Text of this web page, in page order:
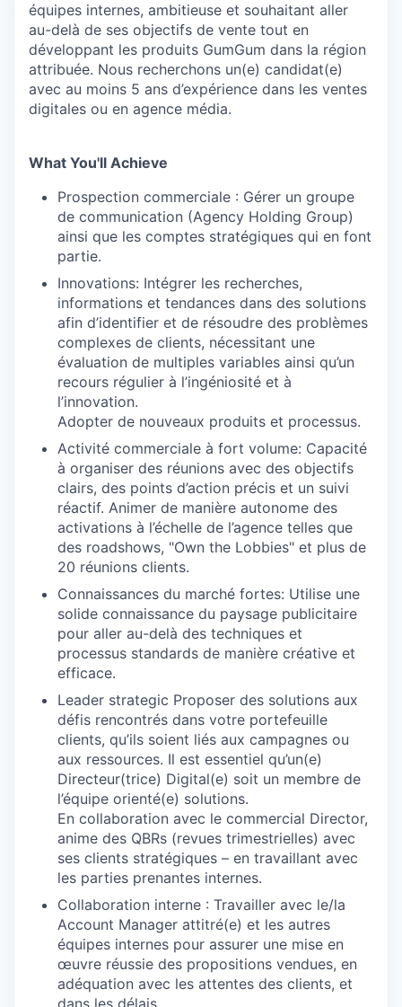
équipes internes, ambitieuse et souhaitant aller
au-delà de ses objectifs de vente tout en
développant les produits GumGum dans la région
attribuée. Nous recherchons un(e) candidat(e)
avec au moins 5 ans d’expérience dans les ventes
digitales ou en agence média.
What You'll Achieve
Prospection commerciale : Gérer un groupe
de communication (Agency Holding Group)
ainsi que les comptes stratégiques qui en font
partie.
Innovations: Intégrer les recherches,
informations et tendances dans des solutions
afin d’identifier et de résoudre des problèmes
complexes de clients, nécessitant une
évaluation de multiples variables ainsi qu’un
recours régulier à l’ingéniosité et à
l’innovation.
Adopter de nouveaux produits et processus.
Activité commerciale à fort volume: Capacité
à organiser des réunions avec des objectifs
clairs, des points d’action précis et un suivi
réactif. Animer de manière autonome des
activations à l’échelle de l’agence telles que
des roadshows, "Own the Lobbies" et plus de
20 réunions clients.
Connaissances du marché fortes: Utilise une
solide connaissance du paysage publicitaire
pour aller au-delà des techniques et
processus standards de manière créative et
efficace.
Leader strategic Proposer des solutions aux
défis rencontrés dans votre portefeuille
clients, qu’ils soient liés aux campagnes ou
aux ressources. Il est essentiel qu’un(e)
Directeur(trice) Digital(e) soit un membre de
l’équipe orienté(e) solutions.
En collaboration avec le commercial Director,
anime des QBRs (revues trimestrielles) avec
ses clients stratégiques – en travaillant avec
les parties prenantes internes.
Collaboration interne : Travailler avec le/la
Account Manager attitré(e) et les autres
équipes internes pour assurer une mise en
œuvre réussie des propositions vendues, en
adéquation avec les attentes des clients, et
dans les délais.